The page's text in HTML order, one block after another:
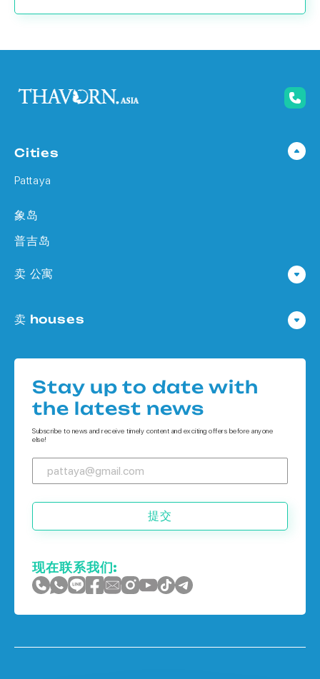
Cities
Pattaya
象岛
普吉岛
卖 公寓
公寓 在
公寓 在 普吉岛
卖 houses
Houses 在 象岛
Stay up to date with
the latest news
Subscribe to news and receive timely content and exciting offers before anyone
else!
提交
现在联系我们: